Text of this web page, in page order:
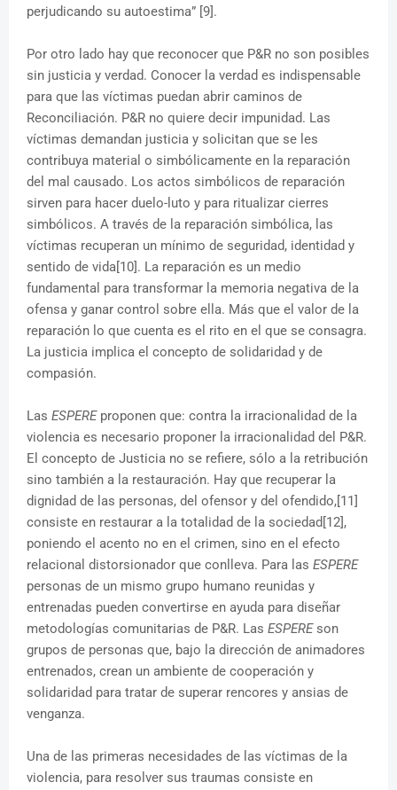
perjudicando su autoestima” [9].
Por otro lado hay que reconocer que P&R no son posibles
sin justicia y verdad. Conocer la verdad es indispensable
para que las víctimas puedan abrir caminos de
Reconciliación. P&R no quiere decir impunidad. Las
víctimas demandan justicia y solicitan que se les
contribuya material o simbólicamente en la reparación
del mal causado. Los actos simbólicos de reparación
sirven para hacer duelo-luto y para ritualizar cierres
simbólicos. A través de la reparación simbólica, las
víctimas recuperan un mínimo de seguridad, identidad y
sentido de vida[10]. La reparación es un medio
fundamental para transformar la memoria negativa de la
ofensa y ganar control sobre ella. Más que el valor de la
reparación lo que cuenta es el rito en el que se consagra.
La justicia implica el concepto de solidaridad y de
compasión.
Las ESPERE proponen que: contra la irracionalidad de la
violencia es necesario proponer la irracionalidad del P&R.
El concepto de Justicia no se refiere, sólo a la retribución
sino también a la restauración. Hay que recuperar la
dignidad de las personas, del ofensor y del ofendido,[11]
consiste en restaurar a la totalidad de la sociedad[12],
poniendo el acento no en el crimen, sino en el efecto
relacional distorsionador que conlleva. Para las ESPERE
personas de un mismo grupo humano reunidas y
entrenadas pueden convertirse en ayuda para diseñar
metodologías comunitarias de P&R. Las ESPEREson
grupos de personas que, bajo la dirección de animadores
entrenados, crean un ambiente de cooperación y
solidaridad para tratar de superar rencores y ansias de
venganza.
Una de las primeras necesidades de las víctimas de la
violencia, para resolver sus traumas consiste en